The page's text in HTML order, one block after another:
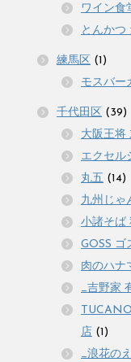
ワイン
とんかつ
練馬区 (1)
モスバ
千代田区 (39)
大阪王将
エクセル
丸五 (14)
九州じゃ
小諸そば
GOSS ゴ
肉のハナ
_吉野家
店 (1)
_浪花の